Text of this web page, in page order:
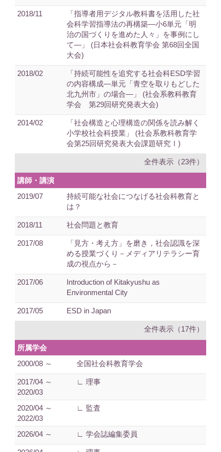
2018/11
「指導者用デジタル教科書を活用した社
会科学習指導法の再構築―小6単元「明
治の国づくりを進めた人々」を事例にし
て―」 (日本社会科教育学会 第68回全国
大会)
2018/02
「持続可能性を追究する社会科ESD学習
の内容構成―単元「青空を取りもどした
北九州市」の場合―」 (社会系教科教育
学会 第29回研究発表大会)
2014/02
「社会構造と心理構造の関係を読み解く
小学校社会科授業」 (社会系教科教育学
会第25回研究発表大会課題研究Ⅰ)
全件表示（23件）
講師・講演
2019/07
持続可能な社会につなげる社会科教育と
は？
2018/11 社会問題と教育
2017/08
「見方・考え方」を磨き，社会認識を深
める授業づくり－メディアリテラシー育
成の視点から－
2017/06
Introduction of Kitakyushu as
Environmental City
2017/05 ESD in Japan
全件表示（17件）
所属学会
2000/08 ～
全国社会科教育学会
2017/04 ～
2020/03
∟ 理事
2020/04 ～
2022/03
∟ 監査
2026/04 ～ ∟ 学会誌編集委員